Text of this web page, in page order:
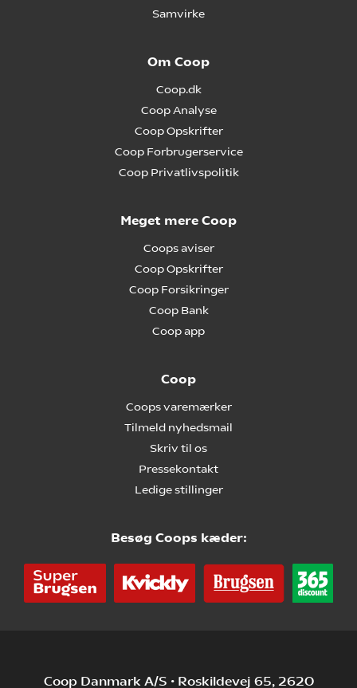
Samvirke
Om Coop
Coop.dk
Coop Analyse
Coop Opskrifter
Coop Forbrugerservice
Coop Privatlivspolitik
Meget mere Coop
Coops aviser
Coop Opskrifter
Coop Forsikringer
Coop Bank
Coop app
Coop
Coops varemærker
Tilmeld nyhedsmail
Skriv til os
Pressekontakt
Ledige stillinger
Besøg Coops kæder:
Coop Danmark A/S • Roskildevej 65, 2620